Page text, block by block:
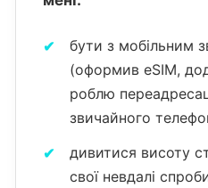
бути з мобільним
(оформив eSIM,
роблю
звичайного
дивитися висоту
свої невдалі